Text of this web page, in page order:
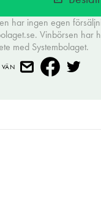
har ingen egen
Vinbörsen har
med Systembolaget.
VÄN